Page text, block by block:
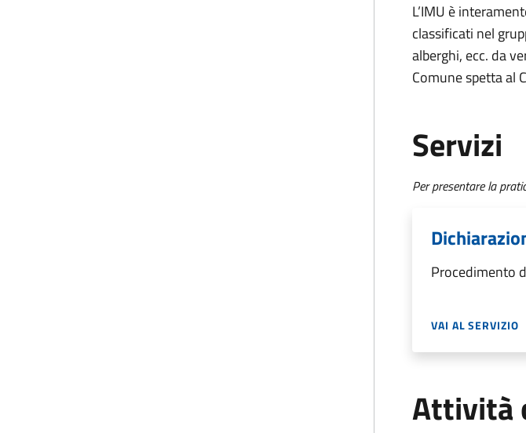
L’IMU è
classificati nel
alberghi, ecc. da
Comune spetta al
Servizi
Per presentare la
Procedimento
VAI AL SERVIZIO
Attività